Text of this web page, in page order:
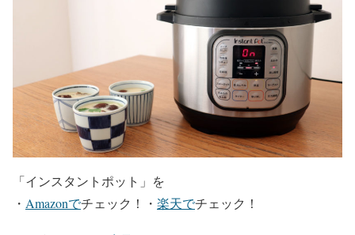
「インスタントポット」を
・ Amazonでチェック！・ 楽天でチェック！